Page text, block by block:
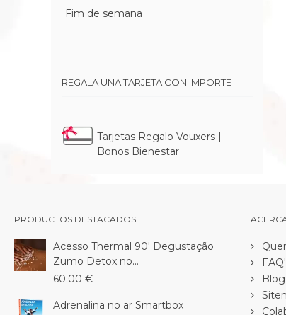
Fim de semana
REGALA UNA TARJETA CON IMPORTE
Tarjetas Regalo Vouxers |
Bonos Bienestar
PRODUCTOS DESTACADOS
Acesso Thermal 90' Degustação
Zumo Detox no...
60.00 €
Adrenalina no ar Smartbox
Blog